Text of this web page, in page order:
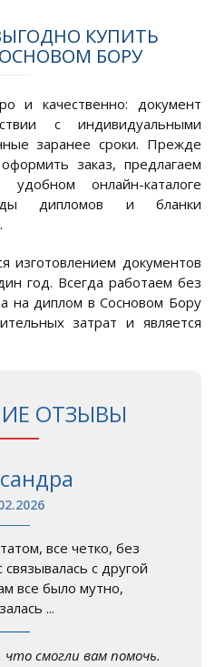
КУПИТЬ
БОРУ
и качественно: документ
с индивидуальными
заранее сроки. Прежде
заказ, предлагаем
онлайн-каталоге
дипломов и бланки
изготовлением документов
год. Всегда работаем без
на диплом в Сосновом Бору
затрат и является
ОТЗЫВЫ
все четко, без
с другой
все было мутно,
...
смогли вам помочь.